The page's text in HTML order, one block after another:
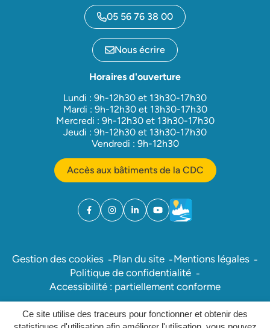
Ce site utilise des traceurs pour fonctionner et obtenir des
05 56 76 38 00
Nous écrire
Horaires d'ouverture
Lundi : 9h-12h30 et 13h30-17h30
Mardi : 9h-12h30 et 13h30-17h30
Mercredi : 9h-12h30 et 13h30-17h30
Jeudi : 9h-12h30 et 13h30-17h30
Vendredi : 9h-12h30
Accès aux bâtiments de la CDC
Facebook
(ouverture dans un nouvel onglet)
Instagram
(ouverture dans un nouvel onglet)
Linkedin
(ouverture dans un nouvel onglet)
YouTube
(ouverture dans un nouvel
Météo
(ouverture dans un
Gestion des cookies Plan du site
Mentions légales
Politique de confidentialité
Accessibilité : partiellement conforme
Site réalisé parInovagora (ouverture dans un